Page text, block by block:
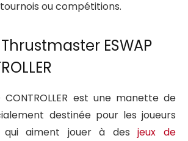
ou compétitions.
ESWAP
CONTROLLER est une manette de
destinée pour les joueurs
qui aiment jouer à desjeux de